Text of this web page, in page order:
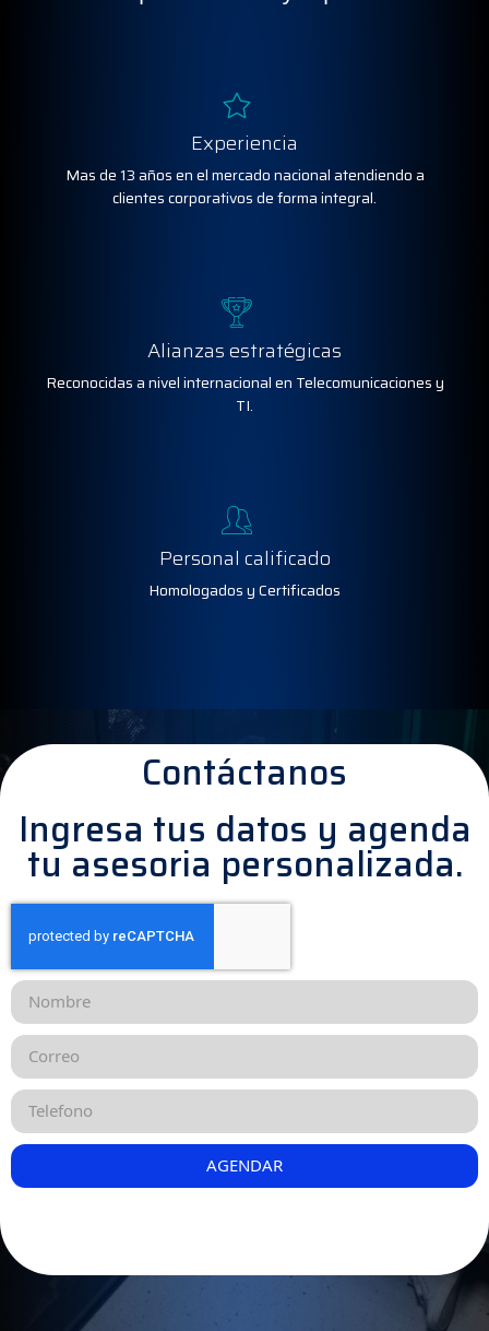
Experiencia
Mas de 13 años en el mercado nacional atendiendo a
clientes corporativos de forma integral.
Alianzas estratégicas
Reconocidas a nivel internacional en Telecomunicaciones y
TI.
Personal calificado
Homologados y Certificados
Contáctanos
Ingresa tus datos y agenda
tu asesoria personalizada.
AGENDAR